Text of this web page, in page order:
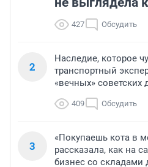
427 Обсудить
2
Наследие, которое
транспортный
«вечных» советских
409 Обсудить
3
«Покупаешь кота в
рассказала, как на
бизнес со складами